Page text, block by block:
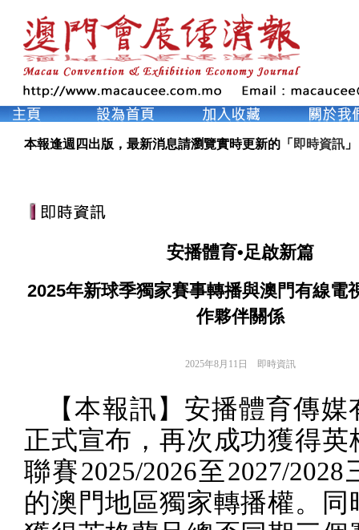
本報逢週四出版，最新消息請瀏覽實時更新的「 即時資訊 」
安播體育•足啟新篇
2025年新球季獨家賽事轉播與澳門有線電
作夥伴關係
2025年8月11日 即時資訊
【本報訊】安播體育傳
正式宣布，再次成功獲得英
聯賽2025/2026至2027/2028
的澳門地區獨家轉播權。同